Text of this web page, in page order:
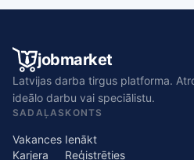
jobmarket
Latvijas darba tirgus platforma.
ideālo darbu vai speciālistu.
SADAĻAS
Vakances
Karjera
KONTS
Ienākt
Reģistrēties